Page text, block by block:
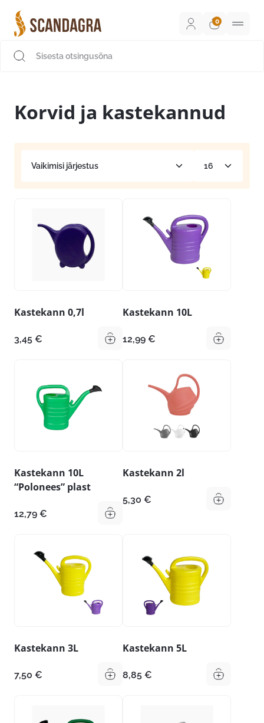
sisu
juurde
Korvid ja kastekannud
Kastekann 0,7l
3,45 €
Kastekann 10L
12,99 €
Kastekann 10L
“Polonees” plast
12,79 €
Kastekann 2l
5,30 €
Kastekann 3L
7,50 €
Kastekann 5L
8,85 €